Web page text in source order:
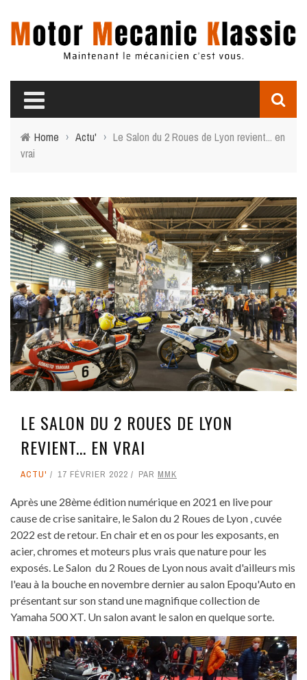
Home › Actu' › Le Salon du 2 Roues de Lyon revient... en
vrai
LE SALON DU 2 ROUES DE LYON
REVIENT... EN VRAI
ACTU' 17 FÉVRIER 2022 PAR MMK
Après une 28ème édition numérique en 2021 en live pour
cause de crise sanitaire, le Salon du 2 Roues de Lyon , cuvée
2022 est de retour. En chair et en os pour les exposants, en
acier, chromes et moteurs plus vrais que nature pour les
exposés. Le Salon du 2 Roues de Lyon nous avait d'ailleurs mis
l'eau à la bouche en novembre dernier au salon Epoqu'Auto en
présentant sur son stand une magnifique collection de
Yamaha 500 XT. Un salon avant le salon en quelque sorte.